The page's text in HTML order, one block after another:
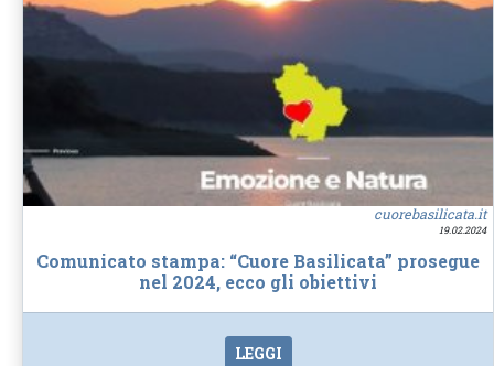
cuorebasilicata.it
19.02.2024
Comunicato stampa: “Cuore Basilicata” prosegue
nel 2024, ecco gli obiettivi
LEGGI